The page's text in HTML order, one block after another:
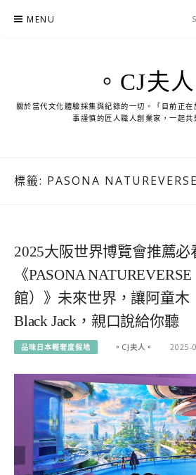
MENU
。CJ夫人
關於當代文化體驗採集與紀錄的一切。「目前正
事謹慎的匠人職人創業家，一起共
標籤: PASONA NATUREVERSE
2025大阪世界博覽會推薦必
《PASONA
館）》未來世界，讓阿童木
Black Jack，親口說給你聽
品味日本輕奢度假地 。CJ夫人。 2025-